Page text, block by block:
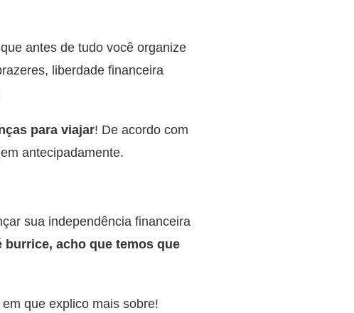
antes de tudo você organize
liberdade financeira
para viajar! De acordo com
antecipadamente.
sua independência financeira
acho que temos que
que explico mais sobre!